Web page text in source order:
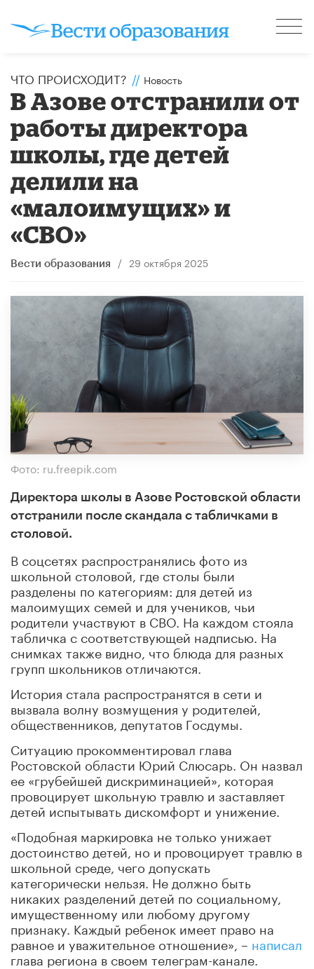
ЧТО ПРОИСХОДИТ? // Новость
В Азове отстранили от
работы директора
школы, где детей
делили на
«малоимущих» и
«СВО»
Вести образования / 29 октября 2025
Фото: ru.freepik.com
Директора школы в Азове Ростовской области
отстранили после скандала с табличками в
столовой.
В соцсетях распространялись фото из
школьной столовой, где столы были
разделены по категориям: для детей из
малоимущих семей и для учеников, чьи
родители участвуют в СВО. На каждом стояла
табличка с соответствующей надписью. На
снимках также видно, что блюда для разных
групп школьников отличаются.
История стала распространятся в сети и
вызвала волну возмущения у родителей,
общественников, депутатов Госдумы.
Ситуацию прокомментировал глава
Ростовской области Юрий Слюсарь. Он назвал
ее «грубейшей дискриминацией», которая
провоцирует школьную травлю и заставляет
детей испытывать дискомфорт и унижение.
«Подобная маркировка не только унижает
достоинство детей, но и провоцирует травлю в
школьной среде, чего допускать
категорически нельзя. Не должно быть
никаких разделений детей по социальному,
имущественному или любому другому
признаку. Каждый ребенок имеет право на
равное и уважительное отношение», – написал
глава региона в своем телеграм-канале.